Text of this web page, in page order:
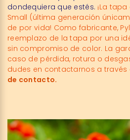
dondequiera que estés. ¡La
Small (última generación
de por vida! Como fabricante,
reemplazo de la tapa por una
sin compromiso de color. La
caso de pérdida, rotura o
dudes en contactarnos a través
de contacto.